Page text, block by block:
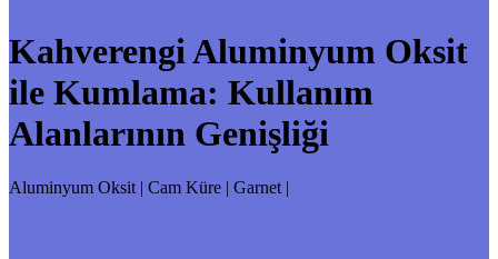
Kahverengi Aluminyum Oksit
ile Kumlama: Kullanım
Alanlarının Genişliği
Aluminyum Oksit | Cam Küre | Garnet |